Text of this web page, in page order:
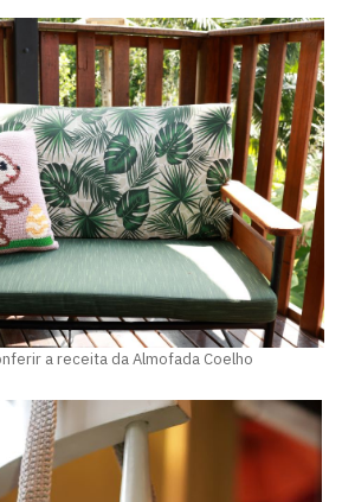
a receita da Almofada Coelho